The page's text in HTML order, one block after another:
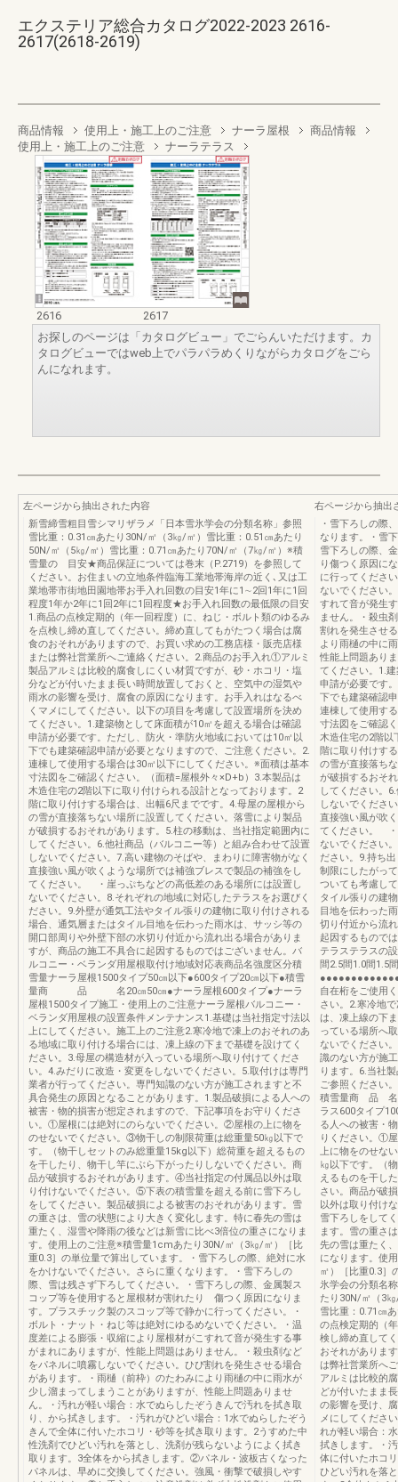
エクステリア総合カタログ2022-2023 2616-
2617(2618-2619)
商品情報 使用上・施工上のご注意 ナーラ屋根
商品情報
使用上・施工上のご注意
ナーラテラス
2616
2617
お探しのページは「カタログビュー」でごらんいただけます。カ
タログビューではweb上でパラパラめくりながらカタログをごら
んになれます。
左ページから抽出された内容
新雪締雪粗目雪シマリザラメ「日本雪氷学会の分類名称」参照
雪比重：0.31㎝あたり30N/㎡（3㎏/㎡）雪比重：0.51㎝あたり
50N/㎡（5㎏/㎡）雪比重：0.71㎝あたり70N/㎡（7㎏/㎡）※積
雪量の 目安★商品保証については巻末（P.2719）を参照して
ください。お住まいの立地条件臨海工業地帯海岸の近く､又は工
業地帯市街地田園地帯お手入れ回数の目安1年に1∼2回1年に1回
程度1年か2年に1回2年に1回程度★お手入れ回数の最低限の目安
1.商品の点検定期的（年一回程度）に、ねじ・ボルト類のゆるみ
を点検し締め直してください。締め直してもがたつく場合は腐
食のおそれがありますので、お買い求めの工務店様・販売店様
または弊社営業所へご連絡ください。2.商品のお手入れ①アルミ
製品アルミは比較的腐食しにくい材質ですが、砂・ホコリ・塩
分などが付いたまま長い時間放置しておくと、空気中の湿気や
雨水の影響を受け、腐食の原因になります。お手入れはなるべ
くマメにしてください。以下の項目を考慮して設置場所を決め
てください。1.建築物として床面積が10㎡を超える場合は確認
申請が必要です。ただし、防火・準防火地域においては10㎡以
下でも建築確認申請が必要となりますので、ご注意ください。2.
連棟して使用する場合は30㎡以下にしてください。※面積は基本
寸法図をご確認ください。（面積=屋根外々×D+b）3.本製品は
木造住宅の2階以下に取り付けられる設計となっております。2
階に取り付けする場合は、出幅6尺までです。4.母屋の屋根から
の雪が直接落ちない場所に設置してください。落雪により製品
が破損するおそれがあります。5.柱の移動は、当社指定範囲内に
してください。6.他社商品（バルコニー等）と組み合わせて設置
しないでください。7.高い建物のそばや、まわりに障害物がなく
直接強い風が吹くような場所では補強ブレスで製品の補強をし
てください。 ・崖っぷちなどの高低差のある場所には設置し
ないでください。8.それぞれの地域に対応したテラスをお選びく
ださい。9.外壁が通気工法やタイル張りの建物に取り付けされる
場合、通気層またはタイル目地を伝わった雨水は、サッシ等の
開口部周りや外壁下部の水切り付近から流れ出る場合がありま
すが、商品の施工不具合に起因するものではございません。バ
ルコニー・ベランダ用屋根取付け地域対応表商品名強度区分積
雪量ナーラ屋根1500タイプ50㎝以下●600タイプ20㎝以下●積雪
量商 品 名20㎝50㎝●ナーラ屋根600タイプ●ナーラ
屋根1500タイプ施工・使用上のご注意ナーラ屋根バルコニー・
ベランダ用屋根の設置条件メンテナンス1.基礎は当社指定寸法以
上にしてください。施工上のご注意2.寒冷地で凍上のおそれのあ
る地域に取り付ける場合には、凍上線の下まで基礎を設けてく
ださい。3.母屋の構造材が入っている場所へ取り付けてくださ
い。4.みだりに改造・変更をしないでください。5.取付けは専門
業者が行ってください。専門知識のない方が施工されますと不
具合発生の原因となることがあります。1.製品破損による人への
被害・物的損害が想定されますので、下記事項をお守りくださ
い。①屋根には絶対にのらないでください。②屋根の上に物を
のせないでください。③物干しの制限荷重は総重量50㎏以下で
す。（物干しセットのみ総重量15kg以下）総荷重を超えるもの
を干したり、物干し竿にぶら下がったりしないでください。商
品が破損するおそれがあります。④当社指定の付属品以外は取
り付けないでください。⑤下表の積雪量を超える前に雪下ろし
をしてください。製品破損による被害のおそれがあります。雪
の重さは、雪の状態により大きく変化します。特に春先の雪は
重たく、湿雪や降雨の後などは新雪に比べ3倍位の重さになりま
す。使用上のご注意※積雪量1cmあたり30N/㎡（3㎏/㎡）［比
重0.3］の単位量で算出しています。・雪下ろしの際、絶対に水
をかけないでください。さらに重くなります。・雪下ろしの
際、雪は残さず下ろしてください。・雪下ろしの際、金属製ス
コップ等を使用すると屋根材が割れたり 傷つく原因になりま
す。プラスチック製のスコップ等で静かに行ってください。・
ボルト・ナット・ねじ等は絶対にゆるめないでください。・温
度差による膨張・収縮により屋根材がこすれて音が発生する事
がまれにありますが、性能上問題はありません。・殺虫剤など
をパネルに噴霧しないでください。ひび割れを発生させる場合
があります。・雨樋（前枠）のたわみにより雨樋の中に雨水が
少し溜まってしまうことがありますが、性能上問題ありませ
ん。・汚れが軽い場合：水でぬらしたぞうきんで汚れを拭き取
り、から拭きします。・汚れがひどい場合：1水でぬらしたぞう
きんで全体に付いたホコリ・砂等を拭き取ります。2うすめた中
性洗剤でひどい汚れを落とし、洗剤が残らないようによく拭き
取ります。3全体をから拭きします。②パネル・波板古くなった
パネルは、早めに交換してください。強風・衝撃で破損しやす
右ページから抽出
・雪下ろしの際
なります。・雪
雪下ろしの際、
り傷つく原因に
に行ってくださ
ないでください
すれて音が発生
ません。・殺虫
割れを発生させ
より雨樋の中に
性能上問題あり
てください。1.
申請が必要です
下でも建築確認
連棟して使用す
寸法図をご確認
木造住宅の2階以
階に取り付けす
の雪が直接落ち
が破損するおそ
してください。
しないでくださ
直接強い風が吹
てください。 ・
ないでください
ださい。9.持ち
制限にしたがっ
ついても考慮し
タイル張りの建
目地を伝わった
切り付近から流
起因するもので
テラステラスの
間2.5間1.0間1.5
自在桁をご使用
さい。2.寒冷地
は、凍上線の下
っている場所へ
ないでください
識のない方が施
ります。6.当社
ご参照ください
積雪量商 品 名
ラス600タイプ
る人への被害・
りください。①
上に物をのせな
㎏以下です。（
えるものを干し
さい。商品が破
以外は取り付け
雪下ろしをして
ます。雪の重さ
先の雪は重たく
になります。使
㎡）［比重0.3］
氷学会の分類名
たり30N/㎡（3
雪比重：0.71㎝
の点検定期的（
検し締め直して
おそれがありま
は弊社営業所へ
アルミは比較的
どが付いたまま
の影響を受け、
メにしてくださ
れが軽い場合：
拭きします。・
体に付いたホコ
ひどい汚れを落